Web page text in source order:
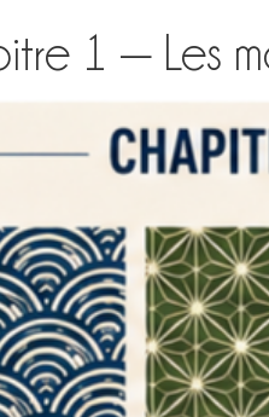
1 — Les